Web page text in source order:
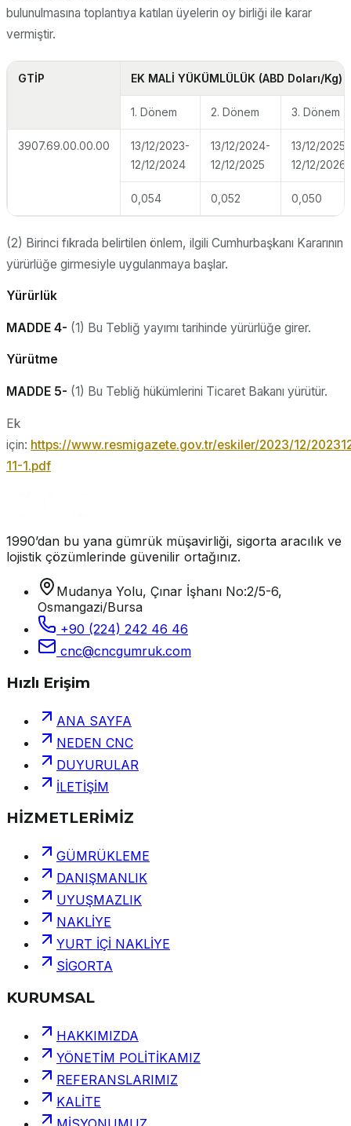
bulunulmasına toplantıya katılan üyelerin oy birliği ile karar
vermiştir.
GTİP EK MALİ YÜKÜMLÜLÜK (ABD Doları/Kg)
1. Dönem 2. Dönem 3. Dönem
3907.69.00.00.00
13/12/2023-
12/12/2024
13/12/2024-
12/12/2025
13/12/2025-
12/12/2026
0,054 0,052 0,050
(2) Birinci fıkrada belirtilen önlem, ilgili Cumhurbaşkanı Kararının
yürürlüğe girmesiyle uygulanmaya başlar.
Yürürlük
MADDE 4- (1) Bu Tebliğ yayımı tarihinde yürürlüğe girer.
Yürütme
MADDE 5- (1) Bu Tebliğ hükümlerini Ticaret Bakanı yürütür.
Ek
için: https://www.resmigazete.gov.tr/eskiler/2023/12/
11-1.pdf
1990’dan bu yana gümrük müşavirliği, sigorta aracılık ve
lojistik çözümlerinde güvenilir ortağınız.
Mudanya Yolu, Çınar İşhanı No:2/5-6,
Osmangazi/Bursa
+90 (224) 242 46 46
cnc@cncgumruk.com
Hızlı Erişim
ANA SAYFA
NEDEN CNC
DUYURULAR
İLETİŞİM
HİZMETLERİMİZ
GÜMRÜKLEME
DANIŞMANLIK
UYUŞMAZLIK
NAKLİYE
YURT İÇİ NAKLİYE
SİGORTA
KURUMSAL
HAKKIMIZDA
YÖNETİM POLİTİKAMIZ
REFERANSLARIMIZ
KALİTE